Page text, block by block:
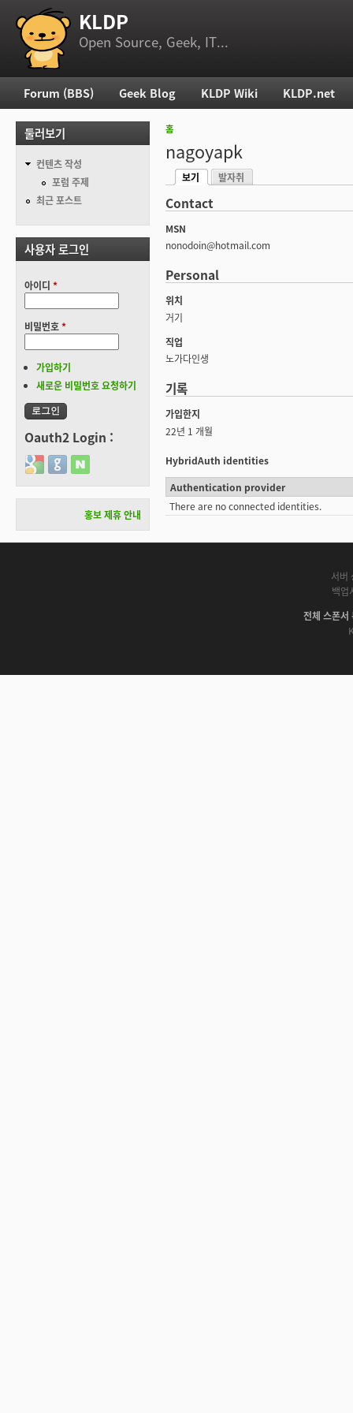
부 메뉴 KLDP
Open Source, Geek, IT...
현재 위치
홈
nagoyapk
기본탭
보기
발자취
Contact
MSN
nonodoin@hotmail.com
Personal
위치
거기
직업
노가다인생
기록
가입한지
22년 1 개월
HybridAuth identities
Authentication provider
There are no connected identities.
주 메뉴
Forum (BBS) Geek Blog KLDP Wiki KLDP.net
둘러보기
컨텐츠 작성
포럼 주제
최근 포스트
사용자 로그인
아이디 *
비밀번호*
가입하기
새로운 비밀번호 요청하기
Oauth2 Login :
Login with Google
Login with GitHub
Login with Naver
홍보 제휴 안내
서버
백업
전체 스폰서